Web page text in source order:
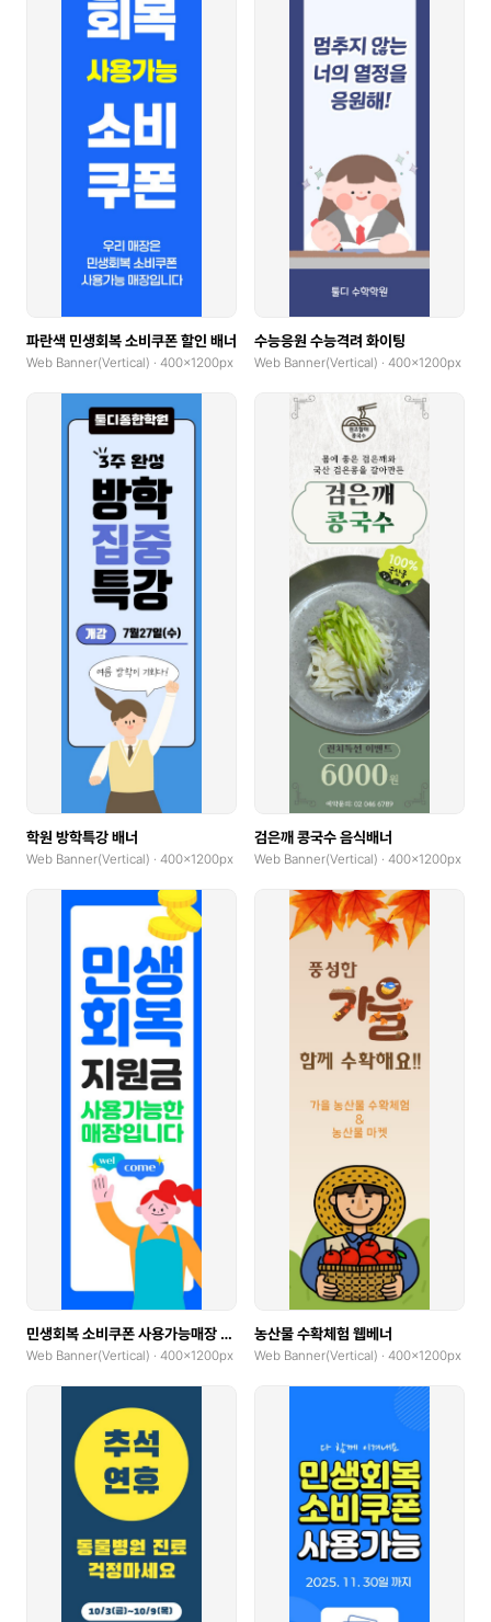
파란색 민생회복 소비쿠폰 할인 배너
Web Banner(Vertical) · 400x1200px
수능응원 수능격려 화이팅
Web Banner(Vertical) · 400x1200px
학원 방학특강 배너
Web Banner(Vertical) · 400x1200px
검은깨 콩국수 음식배너
Web Banner(Vertical) · 400x1200px
민생회복 소비쿠폰 사용가능매장 안내
Web Banner(Vertical) · 400x1200px
농산물 수확체험 웹베너
Web Banner(Vertical) · 400x1200px